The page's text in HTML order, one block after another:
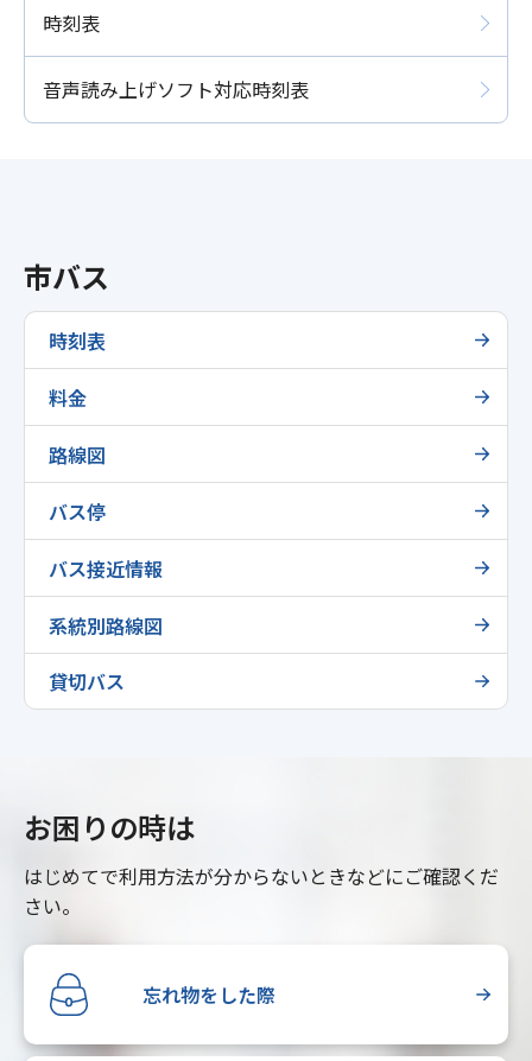
時刻表
音声読み上げソフト対応時刻表
市バス
時刻表
料金
路線図
バス停
バス接近情報
系統別路線図
貸切バス
お困りの時は
はじめてで利用方法が分からないときなどにご確認くだ
さい。
忘れ物をした際